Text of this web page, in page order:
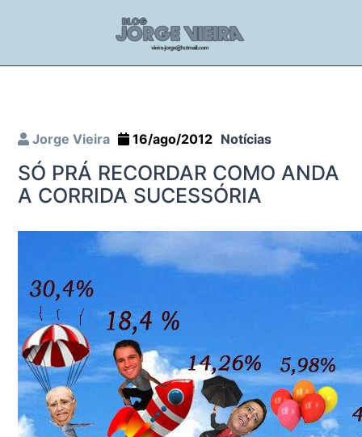
Jorge Vieira 16/ago/2012 Notícias
SÓ PRÁ RECORDAR COMO ANDA
A CORRIDA SUCESSÓRIA